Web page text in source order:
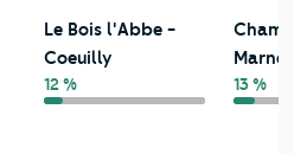
Le Bois l'Abbe -
Coeuilly
12 %
Marne
13 %